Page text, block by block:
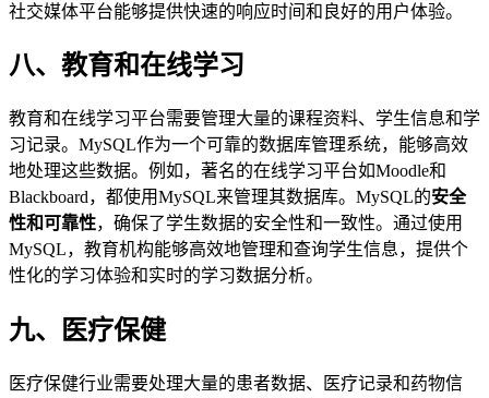
社交媒体平台能够提供快速的响应时间和良好的用户体验。
八、教育和在线学习
教育和在线学习平台需要管理大量的课程资料、学生信息和学
习记录。MySQL作为一个可靠的数据库管理系统，能够高效
地处理这些数据。例如，著名的在线学习平台如Moodle和
Blackboard，都使用MySQL来管理其数据库。MySQL的安全
性和可靠性，确保了学生数据的安全性和一致性。通过使用
MySQL，教育机构能够高效地管理和查询学生信息，提供个
性化的学习体验和实时的学习数据分析。
九、医疗保健
医疗保健行业需要处理大量的患者数据、医疗记录和药物信